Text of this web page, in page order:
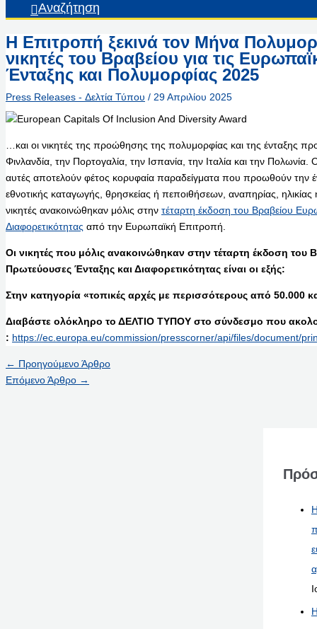
Αναζήτηση
Η Επιτροπή ξεκινά τον Μήνα
νικητές του Βραβείου για τις
Ένταξης και Πολυμορφίας 2025
Press Releases - Δελτία Τύπου / 29 Απριλίου 2025
…και οι νικητές της προώθησης της πολυμορφίας και της ένταξης
Φινλανδία, την Πορτογαλία, την Ισπανία, την Ιταλία και την Πολωνία.
αυτές αποτελούν φέτος κορυφαία παραδείγματα που προωθούν την
εθνοτικής καταγωγής, θρησκείας ή πεποιθήσεων, αναπηρίας,
νικητές ανακοινώθηκαν μόλις στην τέταρτη έκδοση του Βραβείου
Διαφορετικότητας από την Ευρωπαϊκή Επιτροπή.
Οι νικητές που μόλις ανακοινώθηκαν στην τέταρτη έκδοση του
Πρωτεύουσες Ένταξης και Διαφορετικότητας είναι οι εξής:
Στην κατηγορία «τοπικές αρχές με περισσότερους από 50.000
Διαβάστε ολόκληρο το ΔΕΛΤΙΟ ΤΥΠΟΥ στο σύνδεσμο που
: https://ec.europa.eu/commission/presscorner/api/files/document/
← Προηγούμενο Άρθρο
Επόμενο Άρθρο →